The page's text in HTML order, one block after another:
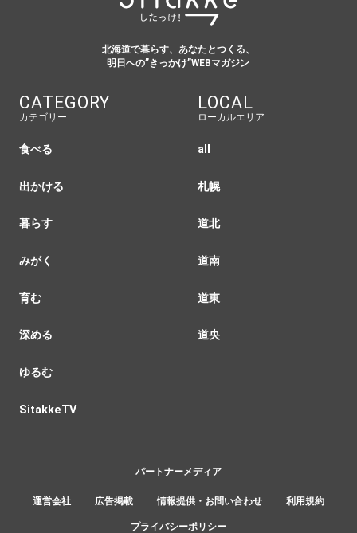
北海道で暮らす、あなたとつくる、
明日への”きっかけ”WEBマガジン
CATEGORY
カテゴリー
食べる
出かける
暮らす
みがく
育む
深める
ゆるむ
SitakkeTV
LOCAL
ローカルエリア
all
札幌
道北
道南
道東
道央
運営会社 広告掲載 情報提供・お問い合わせ 利用規約
プライバシーポリシー
パートナーメディア